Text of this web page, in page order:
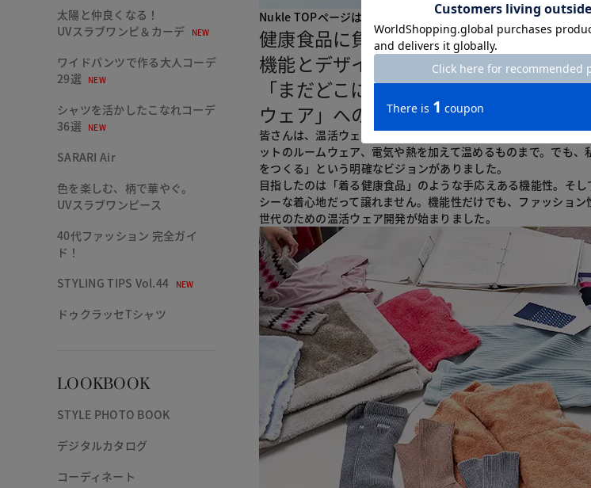
太陽と仲良くなる！
UVスラブワンピ＆カーデ
NEW
ワイドパンツで作る大人コーデ
29選
NEW
シャツを活かしたこなれコーデ
36選
NEW
SARARI Air
色を楽しむ、柄で華やぐ。
UVスラブワンピース
40代ファッション 完全ガイ
ド！
STYLING TIPS Vol.44
NEW
ドゥクラッセTシャツ
LOOKBOOK
STYLE PHOTO BOOK
デジタルカタログ
コーディネート
Nukle TOPページはこちら >
健康食品に負けない
機能とデザインの両立。
「まだどこにもない温活
ウェア」への挑戦
皆さんは、温活ウェアと聞いてどんなものを想像されますか？
ットのルームウェア、電気や熱を加えて温めるものまで。でも
をつくる」という明確なビジョンがありました。
目指したのは「着る健康食品」のような手応えある機能性。そ
シーな着心地だって譲れません。機能性だけでも、ファッショ
世代のための温活ウェア開発が始まりました。